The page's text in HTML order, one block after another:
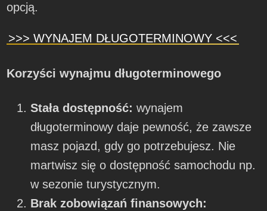
opcją.
>>> WYNAJEM DŁUGOTERMINOWY <<<
Korzyści wynajmu długoterminowego
Stała dostępność:wynajem
długoterminowy daje pewność, że zawsze
masz pojazd, gdy go potrzebujesz. Nie
martwisz się o dostępność samochodu np.
w sezonie turystycznym.
Brak zobowiązań finansowych: